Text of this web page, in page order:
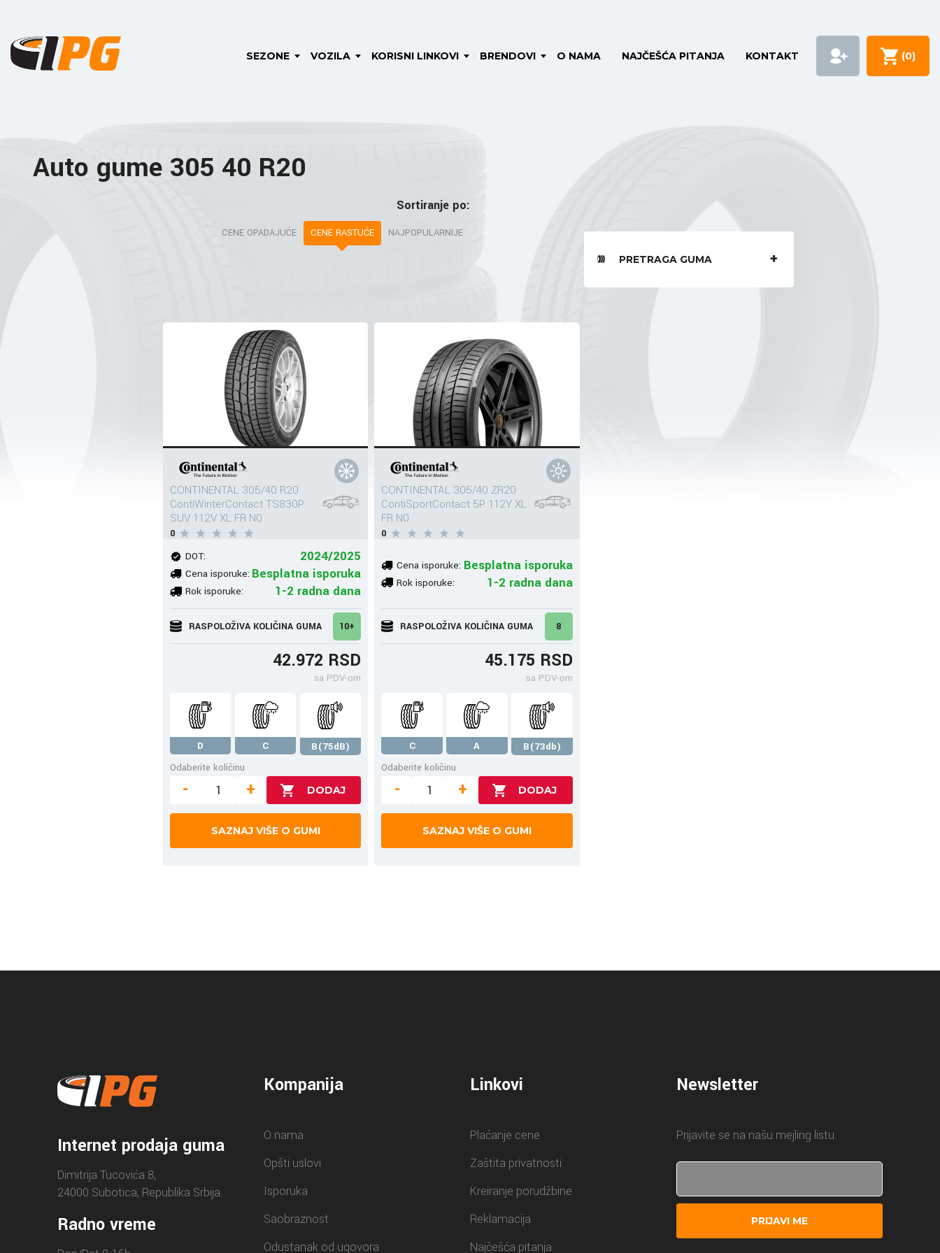
SEZONE VOZILA KORISNI LINKOVI BRENDOVI O NAMA NAJČEŠĆA PITANJA KONTAKT (0)
Auto gume 305 40 R20
Sortiranje po:
CENE OPADAJUĆE CENE RASTUĆE NAJPOPULARNIJE
PRETRAGA GUMA
CONTINENTAL 305/40 R20
ContiWinterContact TS830P
SUV 112V XL FR N0
0
DOT: 2024/2025
Cena isporuke: Besplatna isporuka
Rok isporuke: 1-2 radna dana
RASPOLOŽIVA KOLIČINA GUMA 10+
42.972 RSD
sa PDV-om
D C
B(75dB)
Odaberite količinu
- +
SAZNAJ VIŠE O GUMI
CONTINENTAL 305/40 ZR20
ContiSportContact 5P 112Y XL
FR N0
0
Cena isporuke: Besplatna isporuka
Rok isporuke: 1-2 radna dana
RASPOLOŽIVA KOLIČINA GUMA 8
45.175 RSD
sa PDV-om
C A
B(73db)
Odaberite količinu
- +
SAZNAJ VIŠE O GUMI
Internet prodaja guma
Dimitrija Tucovića 8,
24000 Subotica, Republika Srbija.
Radno vreme
Kompanija
O nama
Opšti uslovi
Isporuka
Saobraznost
Odustanak od ugovora
Linkovi
Plaćanje cene
Zaštita privatnosti
Kreiranje porudžbine
Reklamacija
Najčešća pitanja
Newsletter
Prijavite se na našu mejling listu.
PRIJAVI ME